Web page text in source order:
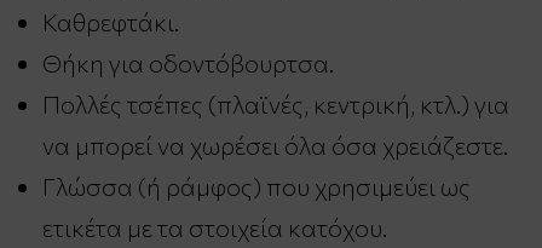
Καθρεφτάκι.
Θήκη για οδοντόβουρτσα.
Πολλές τσέπες (πλαϊνές, κεντρική, κτλ.) για
να μπορεί να χωρέσει όλα όσα χρειάζεστε.
Γλώσσα (ή ράμφος) που χρησιμεύει ως
ετικέτα με τα στοιχεία κατόχου.